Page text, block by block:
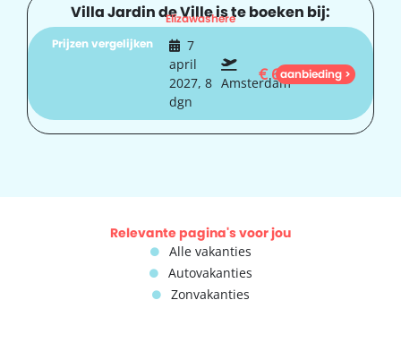
Villa Jardin de Ville is te boeken bij:
Elizawashere
Prijzen vergelijken
7
april
2027, 8
dgn
Amsterdam
€612
aanbieding >
Relevante pagina's voor jou
Alle vakanties
Autovakanties
Zonvakanties